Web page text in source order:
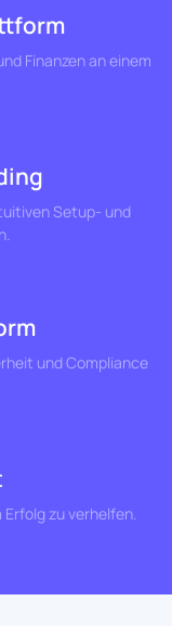
Finanzen an einem
Setup- und
und Compliance
Erfolg zu verhelfen.